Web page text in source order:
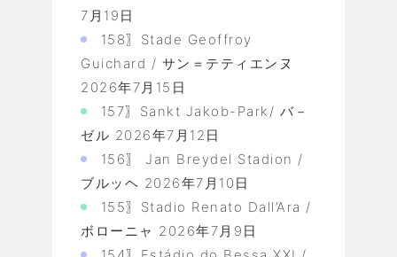
7月19日
158〗Stade Geoffroy
Guichard / サン＝テティエンヌ
2026年7月15日
157〗Sankt Jakob-Park/ バ－
ゼル 2026年7月12日
156〗 Jan Breydel Stadion /
ブルッヘ 2026年7月10日
155〗Stadio Renato Dall’Ara /
ボローニャ 2026年7月9日